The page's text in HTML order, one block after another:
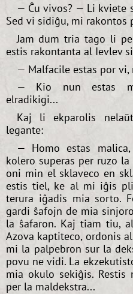
— Ĉu vivos? — Li kviete
Sed vi sidiĝu, mi rakontos
Jam dum tria tago li
estis rakontanta al Ievlev
— Malfacile estas por vi,
— Kio nun estas
elradikigi...
Kaj li ekparolis
legante:
— Homo estas
kolero superas per ruzo
oni min el sklaveco en
estis tiel, ke al mi iĝis
terura iĝadis mia sorto.
gardi ŝafojn de mia
la ŝafaron. Kaj tiam tiu,
Azova kaptiteco, ordonis
mi la palpebron sur la
povu ne vidi. La
mia okulo sekiĝis.
per la maldekstra...